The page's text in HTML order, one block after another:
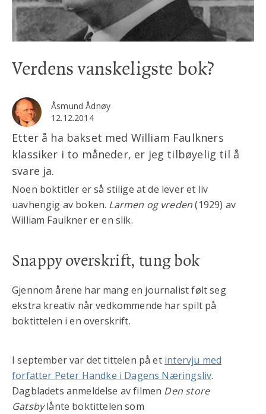
Verdens vanskeligste bok?
Åsmund Ådnøy
12.12.2014
Etter å ha bakset med William Faulkners
klassiker i to måneder, er jeg tilbøyelig til å
svare ja.
Noen boktitler er så stilige at de lever et liv
uavhengig av boken. Larmen og vreden(1929) av
William Faulkner er en slik.
Snappy overskrift, tung bok
Gjennom årene har mang en journalist følt seg
ekstra kreativ når vedkommende har spilt på
boktittelen i en overskrift.
I september var det tittelen på et intervju med
forfatter Peter Handke i Dagens Næringsliv.
Dagbladets anmeldelse av filmen Den store
Gatsbylånte boktittelen som